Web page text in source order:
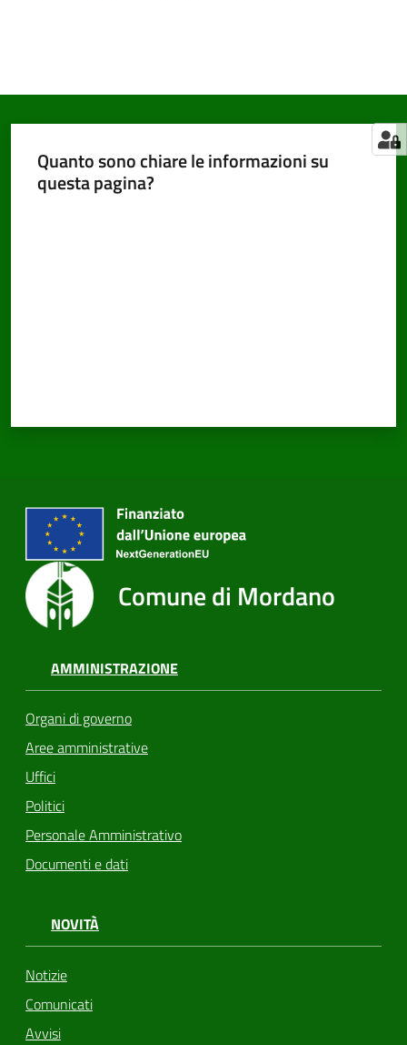
Quanto sono chiare le informazioni su
questa pagina?
Comune di Mordano
AMMINISTRAZIONE
Organi di governo
Aree amministrative
Uffici
Politici
Personale Amministrativo
Documenti e dati
NOVITÀ
Notizie
Comunicati
Avvisi